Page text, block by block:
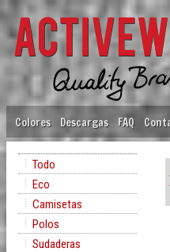
Colores Descargas FAQ
Todo
Eco
Camisetas
Polos
Sudaderas